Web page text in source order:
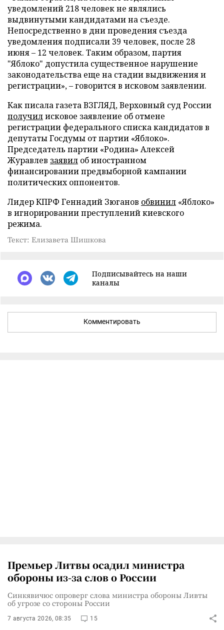
уведомлений 218 человек не являлись
выдвинутыми кандидатами на съезде.
Непосредственно в дни проведения съезда
уведомления подписали 39 человек, после 28
июня – 12 человек. Таким образом, партия
"Яблоко" допустила существенное нарушение
законодательства еще на стадии выдвижения и
регистрации», – говорится в исковом заявлении.
Как писала газета ВЗГЛЯД, Верховный суд России
получилисковое заявление об отмене
регистрации федерального списка кандидатов в
депутаты Госдумы от партии «Яблоко».
Председатель партии «Родина» Алексей
Журавлев заявил об иностранном
финансировании предвыборной кампании
политических оппонентов.
Лидер КПРФ Геннадий Зюганов обвинил «Яблоко»
в игнорировании преступлений киевского
режима.
Текст: Елизавета Шишкова
Подписывайтесь на наши
каналы
Комментировать
Премьер Литвы осадил министра
обороны из-за слов о России
Синкявичюс опроверг слова министра обороны Ливты
об угрозе со стороны России
7 августа 2026, 08:35 15